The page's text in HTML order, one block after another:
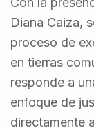
Diana Caiza,
proceso de
en tierras
responde a
enfoque de
directamente